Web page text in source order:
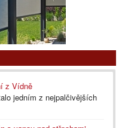
z Vídně
jedním z nejpalčivějších